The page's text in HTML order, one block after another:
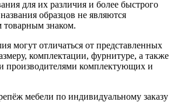
для их различия и более быстрого
образцов не являются
товарным знаком.
могут отличаться от представленных
комплектации, фурнитуре, а также
производителями комплектующих и
мебели по индивидуальному заказу